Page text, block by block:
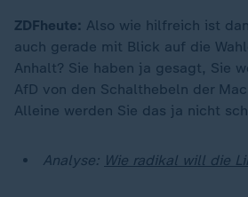
ZDFheute: Also wie hilfreich ist
auch gerade mit Blick auf die
Anhalt? Sie haben ja gesagt, Sie
AfD von den Schalthebeln der
Alleine werden Sie das ja nicht
Analyse: Wie radikal will die